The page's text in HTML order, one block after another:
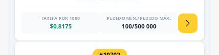
TARIFA POR 1000
$0.8175
PEDIDO MÍN./PEDIDO MÁX.
100/500 000